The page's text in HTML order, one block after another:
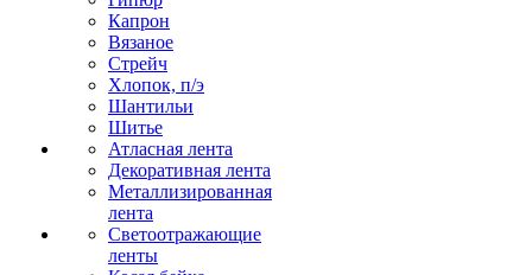
Капрон
Вязаное
Стрейч
Хлопок, п/э
Шантильи
Шитье
Атласная лента
Декоративная лента
Металлизированная
лента
Светоотражающие
ленты